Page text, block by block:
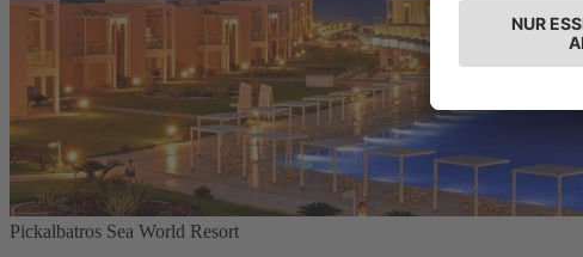
Pickalbatros Sea World Resort